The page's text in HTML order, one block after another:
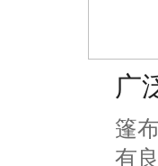
广
篷
有